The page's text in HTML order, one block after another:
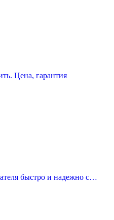
Цена, гарантия
быстро и надежно с…